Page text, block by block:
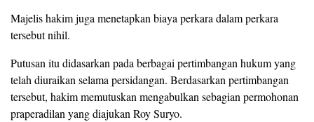
Majelis hakim juga menetapkan biaya perkara dalam perkara
tersebut nihil.
Putusan itu didasarkan pada berbagai pertimbangan hukum yang
telah diuraikan selama persidangan. Berdasarkan pertimbangan
tersebut, hakim memutuskan mengabulkan sebagian permohonan
praperadilan yang diajukan Roy Suryo.